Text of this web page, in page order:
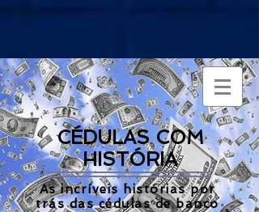
CÉDULAS COM
HISTÓRIA
As incríveis histórias por
trás das cédulas de banco